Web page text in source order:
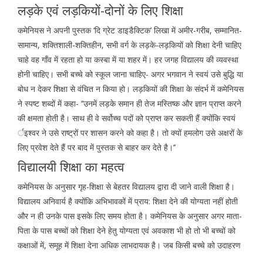
लड़के एवं लड़कियों-दोनों के लिए शिक्षा
कमेनियस ने अपनी पुस्तक ‘दि ग्रेट डाइडैक्टिक’ लिखा में अमीर-गरीब, सम्मानित-
सामान्य, शक्तिशाली-शक्तिहीन, सभी वर्ग के लड़के-लड़कियों को शिक्षा देनी चाहिए
चाहे वह गाँव में रहता हो या कस्बा में या शहर में। हर जगह विद्यालय की व्यवस्था
होनी चाहिए। सभी बच्चे को स्कूल जाना चाहिए- अगर भगवान ने स्वयं उसे बुद्धि या
बोध न देकर शिक्षा से वंचित न किया हो। लड़कियों की शिक्षा के संदर्भ में कमेनियस
ने स्पष्ट शब्दों में कहा- ‘‘उनमें लड़के समान ही तेज मस्तिष्क और ज्ञान प्राप्त करने
की क्षमता होती है। साथ ही वे सर्वोच्च पदों को प्राप्त कर सकती हैं क्योंकि स्वयं
र्इश्वर ने उसे राष्ट्रों पर शासन करने को कहा है। तो क्यों हमलोग उसे अक्षरों के
लिए प्रवेश देते हैं पर बाद में पुस्तक से बाहर कर देते है।’’
विद्यालयी शिक्षा का महत्व
कमेनियस के अनुसार गृह-शिक्षा से बेहतर विद्यालय द्वारा दी जाने वाली शिक्षा है।
विद्यालय अनिवार्य है क्योंकि अभिभावकों में प्राय: शिक्षा देने की योग्यता नहीं होती
और न ही उनके पास इसके लिए समय होता है। कमेनियस के अनुसार अगर माता-
पिता के पास बच्चों को शिक्षा देने हेतु योग्यता एवं अवकाश भी हो तो भी बच्चों को
कक्षाओं में, समूह में शिक्षा देना अधिक लाभदायक है। जब किसी बच्चे को उदाहरण